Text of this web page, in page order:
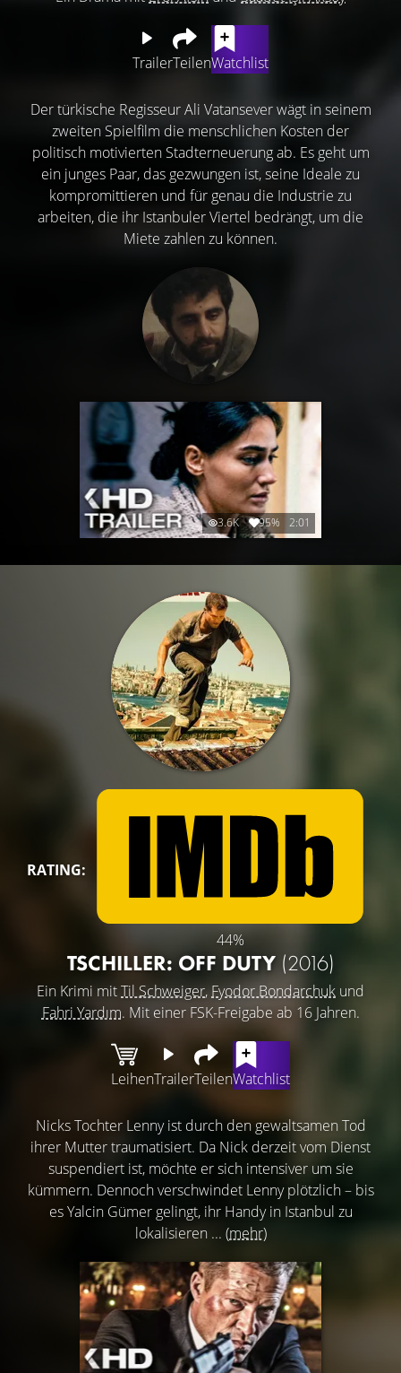
TrailerTeilenWatchlist
Der türkische Regisseur Ali Vatansever wägt in seinem
zweiten Spielfilm die menschlichen Kosten der
politisch motivierten Stadterneuerung ab. Es geht um
ein junges Paar, das gezwungen ist, seine Ideale zu
kompromittieren und für genau die Industrie zu
arbeiten, die ihr Istanbuler Viertel bedrängt, um die
Miete zahlen zu können.
3.6K 95% 2:01
RATING:
44%
TSCHILLER: OFF DUTY (2016)
Ein Krimi mitTil Schweiger, Fyodor Bondarchuk und
Fahri Yardım. Mit einer FSK-Freigabe ab 16 Jahren.
LeihenTrailerTeilenWatchlist
Nicks Tochter Lenny ist durch den gewaltsamen Tod
ihrer Mutter traumatisiert. Da Nick derzeit vom Dienst
suspendiert ist, möchte er sich intensiver um sie
kümmern. Dennoch verschwindet Lenny plötzlich – bis
es Yalcin Gümer gelingt, ihr Handy in Istanbul zu
lokalisieren ... (mehr)